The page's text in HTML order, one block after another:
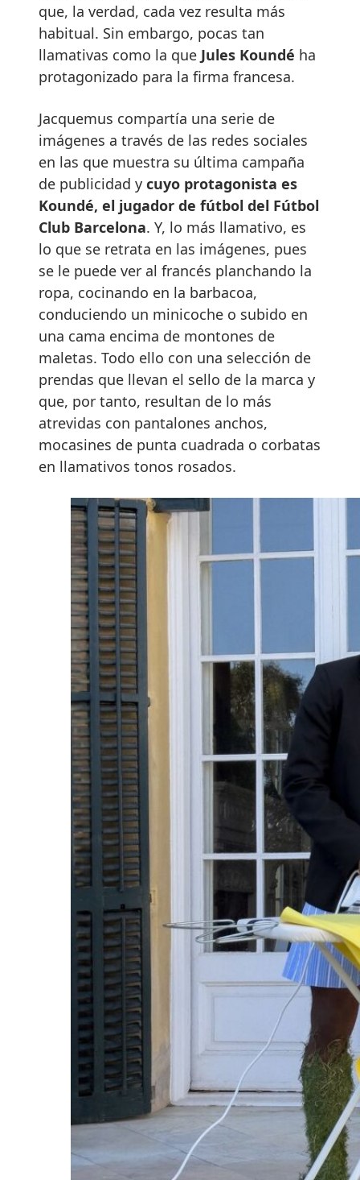
que, la verdad, cada vez resulta más
habitual. Sin embargo, pocas tan
llamativas como la que Jules Koundé ha
protagonizado para la firma francesa.
Jacquemus compartía una serie de
imágenes a través de las redes sociales
en las que muestra su última campaña
de publicidad y cuyo protagonista es
Koundé, el jugador de fútbol del Fútbol
Club Barcelona. Y, lo más llamativo, es
lo que se retrata en las imágenes, pues
se le puede ver al francés planchando la
ropa, cocinando en la barbacoa,
conduciendo un minicoche o subido en
una cama encima de montones de
maletas. Todo ello con una selección de
prendas que llevan el sello de la marca y
que, por tanto, resultan de lo más
atrevidas con pantalones anchos,
mocasines de punta cuadrada o corbatas
en llamativos tonos rosados.